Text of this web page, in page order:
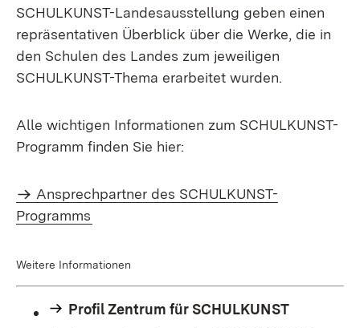
SCHULKUNST-Landesausstellung geben einen
repräsentativen Überblick über die Werke, die in
den Schulen des Landes zum jeweiligen
SCHULKUNST-Thema erarbeitet wurden.
Alle wichtigen Informationen zum SCHULKUNST-
Programm finden Sie hier:
Ansprechpartner des SCHULKUNST-
Programms
Weitere Informationen
Profil Zentrum für SCHULKUNST